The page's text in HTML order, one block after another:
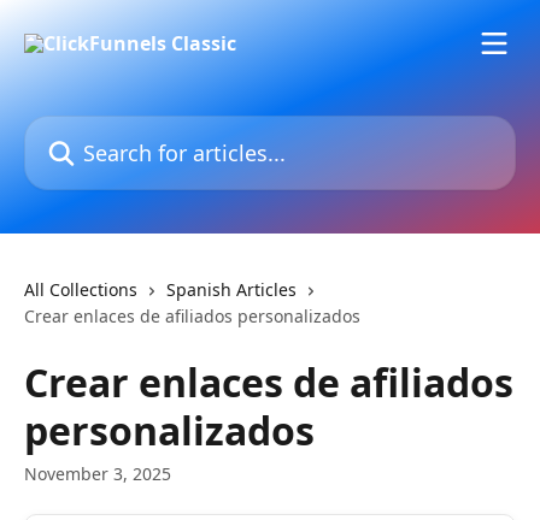
Search for articles...
All Collections
Spanish Articles
Crear enlaces de afiliados personalizados
Crear enlaces de afiliados
personalizados
November 3, 2025